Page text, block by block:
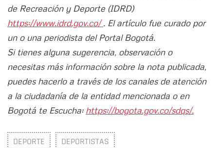
de Recreación y Deporte (IDRD)
https://www.idrd.gov.co/. El artículo fue curado por
un o una periodista del Portal Bogotá.
Si tienes alguna sugerencia, observación o
necesitas más información sobre la nota publicada,
puedes hacerlo a través de los canales de atención
a la ciudadanía de la entidad mencionada o en
Bogotá te Escucha: https://bogota.gov.co/sdqs/.
DEPORTE DEPORTISTAS